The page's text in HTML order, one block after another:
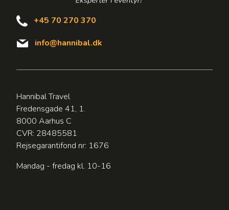
+45 70 270 370
info@hannibal.dk
Hannibal Travel
Fredensgade 41, 1.
8000 Aarhus C
CVR: 28485581
Rejsegarantifond nr: 1676
Mandag - fredag kl. 10-16